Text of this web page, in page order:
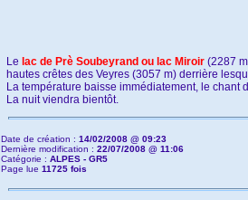
Le lac de Prè Soubeyrand ou lac Miroir (2287
hautes crêtes des Veyres (3057 m) derrière
La température baisse immédiatement, le chant
La nuit viendra bientôt.
Date de création : 14/02/2008 @ 09:23
Dernière modification : 22/07/2008 @ 11:06
Catégorie : ALPES - GR5
Page lue 11725 fois